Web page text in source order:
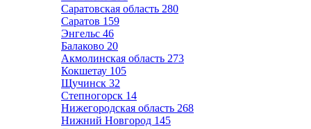
Саратовская область 280
Саратов 159
Энгельс 46
Балаково 20
Акмолинская область 273
Кокшетау 105
Щучинск 32
Степногорск 14
Нижегородская область 268
Нижний Новгород 145